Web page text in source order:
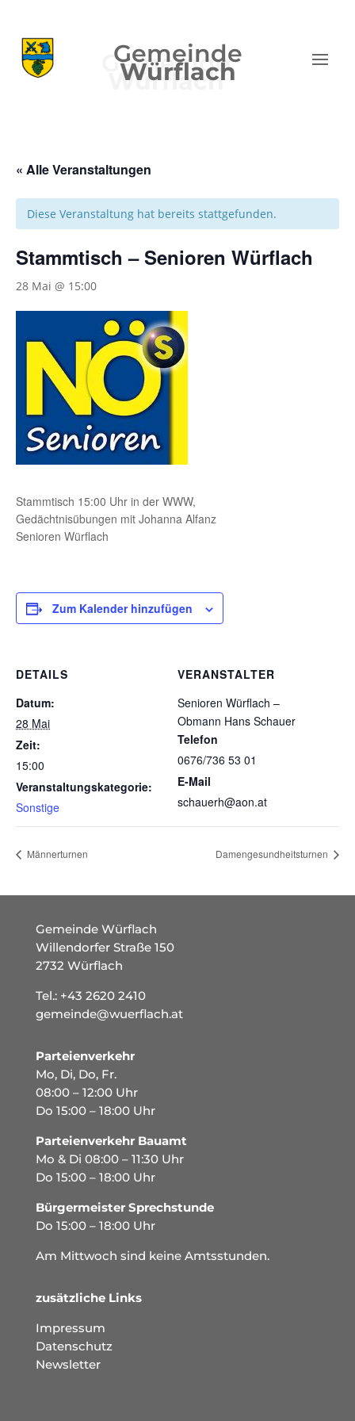
Gemeinde
Würflach
« Alle Veranstaltungen
Diese Veranstaltung hat bereits stattgefunden.
Stammtisch – Senioren Würflach
28 Mai @ 15:00
Stammtisch 15:00 Uhr in der WWW,
Gedächtnisübungen mit Johanna Alfanz
Senioren Würflach
Zum Kalender hinzufügen
DETAILS
Datum:
28 Mai
Zeit:
15:00
Veranstaltungskategorie:
Sonstige
VERANSTALTER
Senioren Würflach –
Obmann Hans Schauer
Telefon
0676/736 53 01
E-Mail
schauerh@aon.at
Männerturnen Damengesundheitsturnen
Gemeinde Würflach
Willendorfer Straße 150
2732 Würflach
Tel.: +43 2620 2410
gemeinde@wuerflach.at
Parteienverkehr
Mo, Di, Do, Fr.
08:00 – 12:00 Uhr
Do 15:00 – 18:00 Uhr
Parteienverkehr Bauamt
Mo & Di 08:00 – 11:30 Uhr
Do 15:00 – 18:00 Uhr
Bürgermeister Sprechstunde
Do 15:00 – 18:00 Uhr
Am Mittwoch sind keine Amtsstunden.
zusätzliche Links
Impressum
Datenschutz
Newsletter